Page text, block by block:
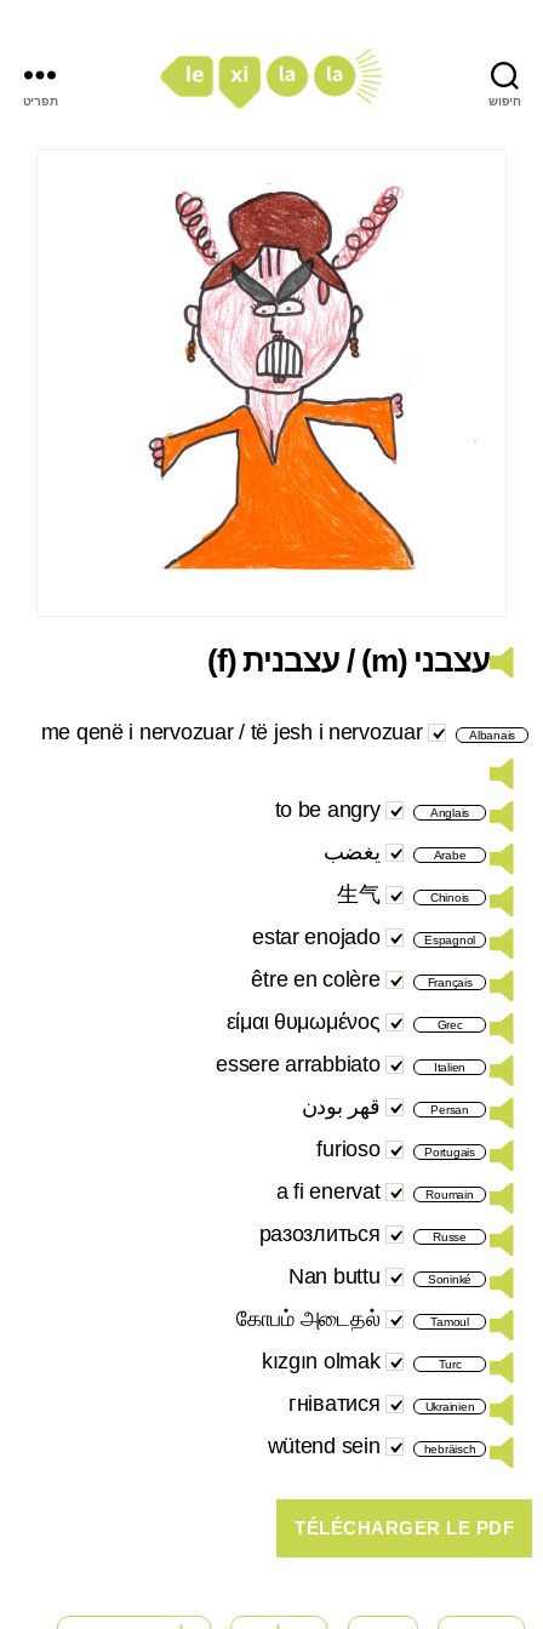
חיפוש תפריט
עצבני (m) / עצבנית (f)
Albanais
me qenë i nervozuar / të jesh i nervozuar
Anglais
to be angry
Arabe يغضب
Chinois
生气
Espagnol
estar enojado
Français
être en colère
Grec
είμαι θυμωμένος
Italien
essere arrabbiato
Persan قهر بودن
Portugais
furioso
Roumain
a fi enervat
Russe
разозлиться
Soninké
Nan buttu
Tamoul
கோபம் அடைதல்
Turc
kızgın olmak
Ukrainien
гніватися
hebräisch
wütend sein